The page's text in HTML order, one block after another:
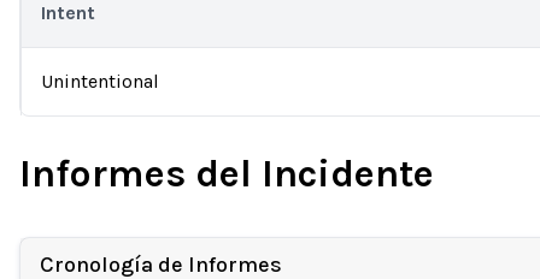
Intent
Unintentional
Informes del Incidente
Cronología de Informes